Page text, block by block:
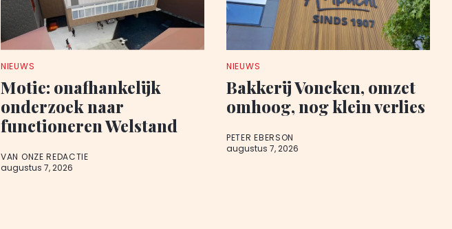
NIEUWS
Motie: onafhankelijk
onderzoek naar
functioneren Welstand
VAN ONZE REDACTIE
augustus 7, 2026
NIEUWS
Bakkerij Voncken, omzet
omhoog, nog klein verlies
PETER EBERSON
augustus 7, 2026